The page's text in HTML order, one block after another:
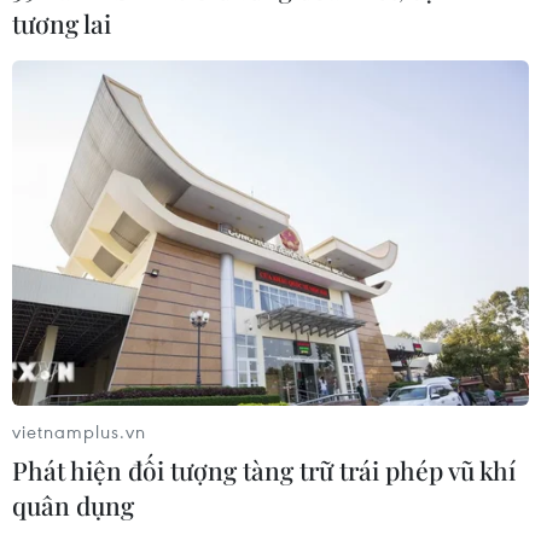
CƠ QUAN CHỦ QUẢN: THÔNG TẤN XÃ VIỆT NAM
Tổng Biên tập: TRẦN TIẾN DUẨN
Phó Tổng Biên tập: NGUYỄN THỊ TÁM, KHÚC THANH
THỦY
Sở hữu trí tuệ
Quy định sử dụng
RSS
Hỗ trợ
Ngôn ngữ
TTXVN
Dịch vụ tin
Quảng cáo
Liên hệ
tương lai
vietnamplus.vn
Phát hiện đối tượng tàng trữ trái phép vũ khí
quân dụng